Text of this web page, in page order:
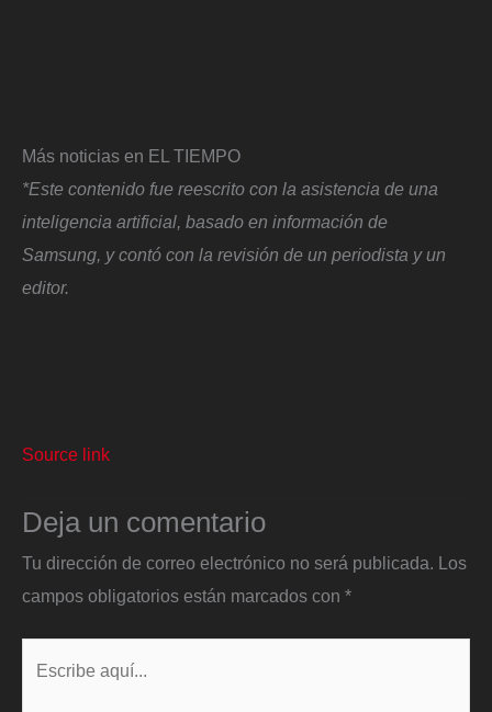
Más noticias en EL TIEMPO
*Este contenido fue reescrito con la asistencia de una
inteligencia artificial, basado en información de
Samsung, y contó con la revisión de un periodista y un
editor.
Source link
Deja un comentario
Tu dirección de correo electrónico no será publicada. Los
campos obligatorios están marcados con *